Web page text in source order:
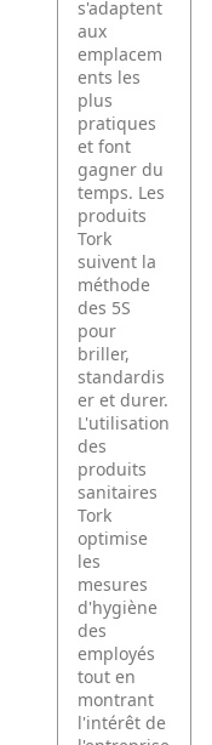
s'adaptent
aux
emplacem
ents les
plus
pratiques
et font
gagner du
temps. Les
produits
Tork
suivent la
méthode
des 5S
pour
briller,
standardis
er et durer.
L'utilisation
des
produits
sanitaires
Tork
optimise
les
mesures
d'hygiène
des
employés
tout en
montrant
l'intérêt de